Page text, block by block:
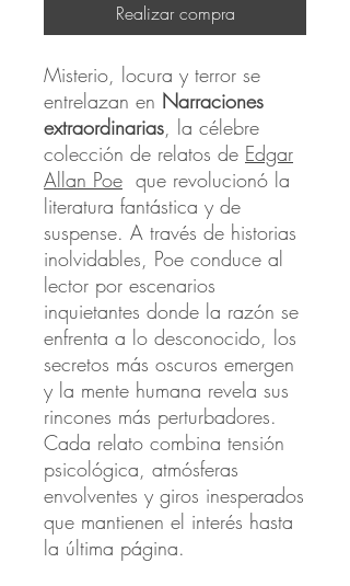
Realizar compra
Misterio, locura y terror se
entrelazan en Narraciones
extraordinarias, la célebre
colección de relatos de Edgar
Allan Poe que revolucionó la
literatura fantástica y de
suspense. A través de historias
inolvidables, Poe conduce al
lector por escenarios
inquietantes donde la razón se
enfrenta a lo desconocido, los
secretos más oscuros emergen
y la mente humana revela sus
rincones más perturbadores.
Cada relato combina tensión
psicológica, atmósferas
envolventes y giros inesperados
que mantienen el interés hasta
la última página.